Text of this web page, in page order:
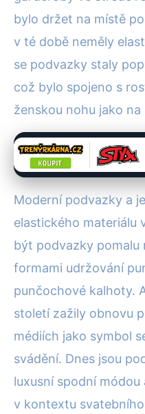
bylo držet na místě
v té době neměly
se podvazky staly
což bylo spojeno s
ženskou nohu jako
Moderní podvazky a
elastického materiálu
být podvazky pomalu
formami udržování
punčochové kalhoty.
století zažily obnovu
médiích jako symbol
svádění. Dnes jsou
luxusní spodní módou
v kontextu